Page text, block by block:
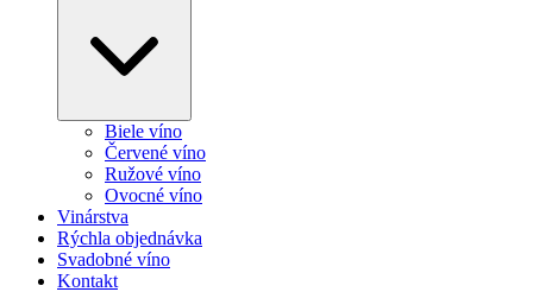
Biele víno
Červené víno
Ružové víno
Ovocné víno
Vinárstva
Rýchla objednávka
Svadobné víno
Kontakt